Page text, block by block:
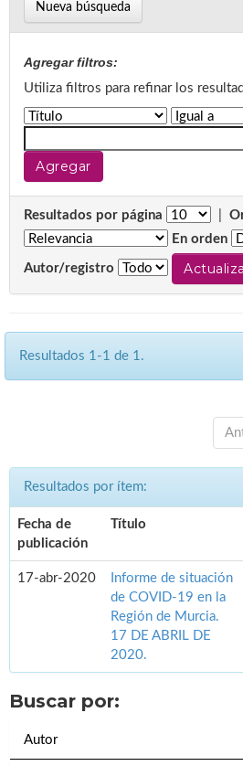
Nueva búsqueda
Agregar filtros:
Utiliza filtros para refinar los
Resultados por página
En orden
Autor/registro
Resultados 1-1 de 1.
Resultados por ítem:
Fecha de
publicación
Título
17-abr-2020
Informe de situación
de COVID-19 en la
Región de Murcia.
17 DE ABRIL DE
2020.
Buscar por:
Autor